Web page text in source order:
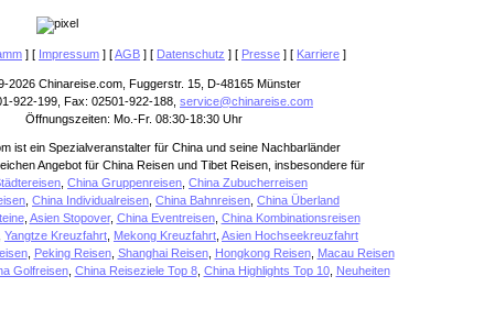
] [ Impressum ] [AGB ] [ Datenschutz ] [ Presse ] [ Karriere ]
2026 Chinareise.com, Fuggerstr. 15, D-48165 Münster
922-199, Fax: 02501-922-188, service@chinareise.com
Öffnungszeiten: Mo.-Fr. 08:30-18:30 Uhr
ist ein Spezialveranstalter für China und seine Nachbarländer
Angebot für China Reisen und Tibet Reisen, insbesondere für
China Gruppenreisen China Zubucherreisen
China Individualreisen China Bahnreisen China Überland
, Asien Stopover, China Eventreisen, China Kombinationsreisen
Yangtze Kreuzfahrt Mekong Kreuzfahrt Asien Hochseekreuzfahrt
, Peking Reisen, Shanghai Reisen, Hongkong Reisen, Macau Reisen
Golfreisen, China Reiseziele Top 8, China Highlights Top 10, Neuheiten